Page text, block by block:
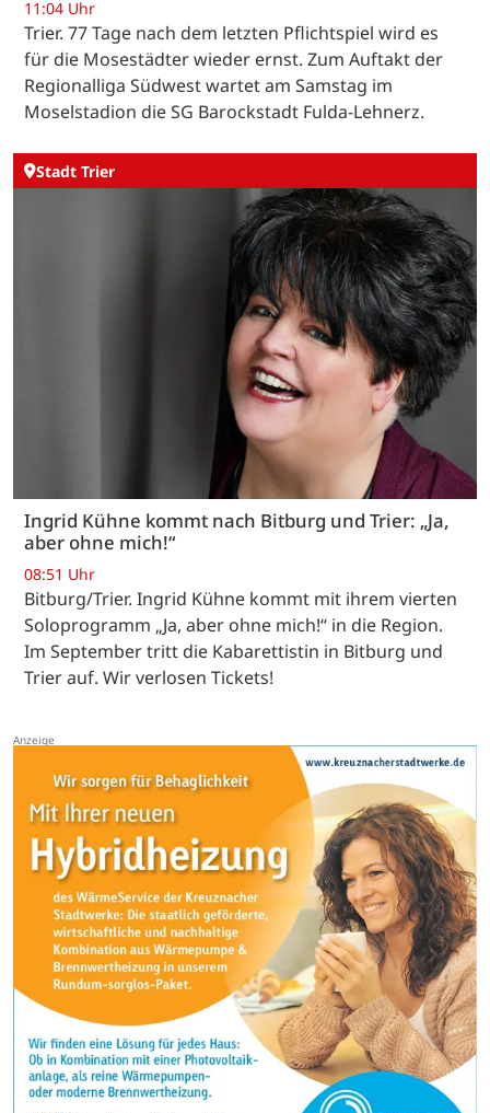
11:04 Uhr
Trier. 77 Tage nach dem letzten Pflichtspiel wird es
für die Mosestädter wieder ernst. Zum Auftakt der
Regionalliga Südwest wartet am Samstag im
Moselstadion die SG Barockstadt Fulda-Lehnerz.
Stadt Trier
Ingrid Kühne kommt nach Bitburg und Trier: „Ja,
aber ohne mich!“
08:51 Uhr
Bitburg/Trier. Ingrid Kühne kommt mit ihrem vierten
Soloprogramm „Ja, aber ohne mich!“ in die Region.
Im September tritt die Kabarettistin in Bitburg und
Trier auf. Wir verlosen Tickets!